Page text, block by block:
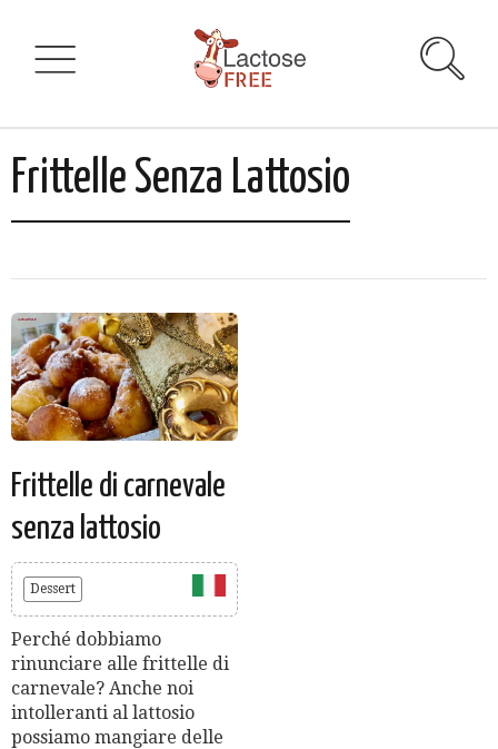
Frittelle Senza Lattosio
Frittelle di carnevale
senza lattosio
Dessert
Perché dobbiamo
rinunciare alle frittelle di
carnevale? Anche noi
intolleranti al lattosio
possiamo mangiare delle